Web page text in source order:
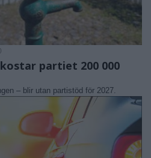
partiet 200 000
– blir utan partistöd för 2027.